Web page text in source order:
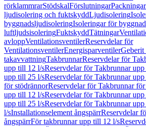
rörklammrarStödskalFörslutningarPackningar
ljudisolering och fuktskyddLjudisolering
byggnadsljudisoleringIsoleringar för
luftljudsisoleringFuktskyddTätningar
avloppVentilationsventilerReservdelar för
VentilationsventilerEnergisparventilerGeberit
takavvattningTakbrunnarReservdelar för
upp till 12 l/sReservdelar för Takbrunnar
upp till 25 l/sReservdelar för Takbrunnar
för stödrännorReservdelar för Takbrunnar
upp till 12 l/sReservdelar för Takbrunnar
upp till 25 l/sReservdelar för Takbrunnar
l/sInstallationselement ångspärrReservdelar
ångspärrFör takbrunnar upp till 12 l/s